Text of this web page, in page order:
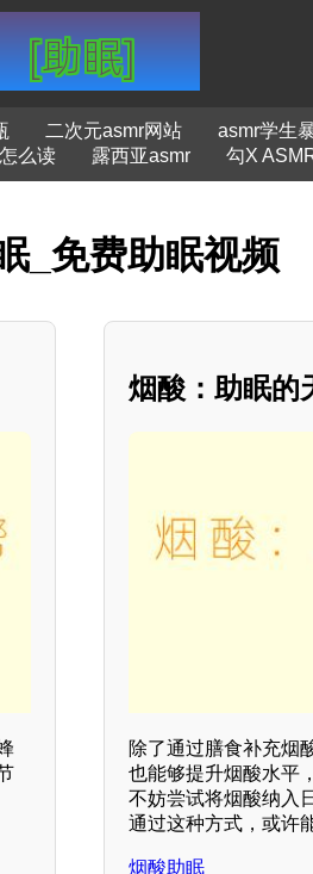
二次元asmr网站 asmr学生
么读 露西亚asmr 勾X
_免费助眠视频
烟酸：助眠的
除了通过膳食补充烟
也能够提升烟酸水平
不妨尝试将烟酸纳入
通过这种方式，或许
烟酸助眠